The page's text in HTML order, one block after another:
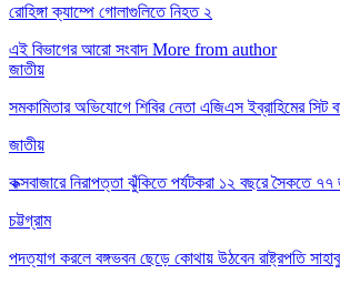
রোহিঙ্গা ক্যাম্পে গোলাগুলিতে নিহত ২
এই বিভাগের আরো সংবাদ More from author
জাতীয়
সমকামিতার অভিযোগে শিবির নেতা এজিএস ইব্রাহিমের সিট
জাতীয়
কক্সবাজারে নিরাপত্তা ঝুঁকিতে পর্যটকরা ১২ বছরে সৈকতে
চট্টগ্রাম
পদত্যাগ করলে বঙ্গভবন ছেড়ে কোথায় উঠবেন রাষ্ট্রপতি